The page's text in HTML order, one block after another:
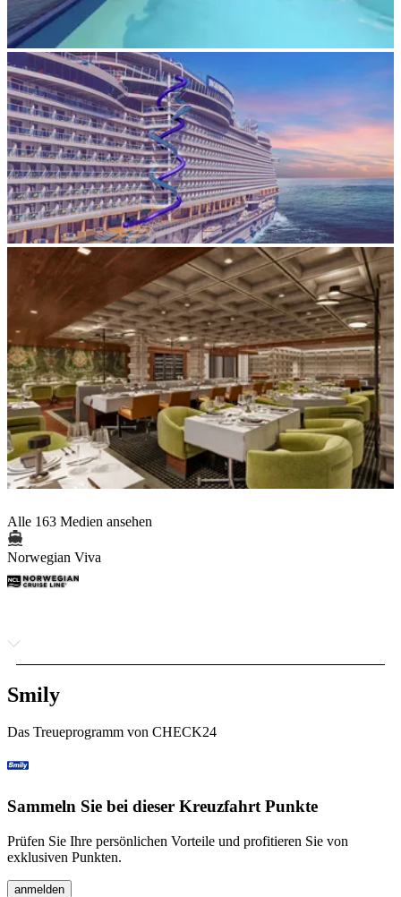
Alle 163 Medien ansehen
Norwegian Viva
Smily
Das Treueprogramm von CHECK24
Sammeln Sie bei dieser Kreuzfahrt Punkte
Prüfen Sie Ihre persönlichen Vorteile und profitieren Sie von
exklusiven Punkten.
anmelden